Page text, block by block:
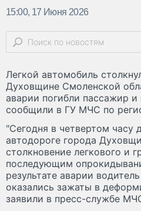
15:00, 17 Июня 2026
Легкой автомобиль
Духовщине Смоленской
аварии погибли пассажир и
сообщили в ГУ МЧС по
"Сегодня в четвертом часу
автодороге города
столкновение легкового и
последующим
результате аварии
оказались зажаты в
заявили в пресс-службе